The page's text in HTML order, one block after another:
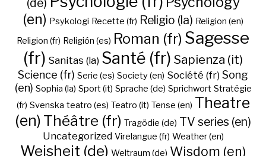
(de)
(en) Psykologi Recette (fr) Religio (la) Religion (en)
Religion (fr) Religión (es) Roman (fr) Sagesse
(fr) Sanitas (la) Santé (fr) Sapienza (it)
Science (fr) Serie (es) Society (en) Société (fr) Song
(en) Sophia (la) Sport (it) Sprache (de) Sprichwort Stratégie
(fr) Svenska teatro (es) Teatro (it) Tense (en) Theatre
(en) Théâtre (fr) Tragödie (de) TV series (en)
Uncategorized Virelangue (fr) Weather (en)
Weisheit (de) Weltraum (de) Wisdom (en)